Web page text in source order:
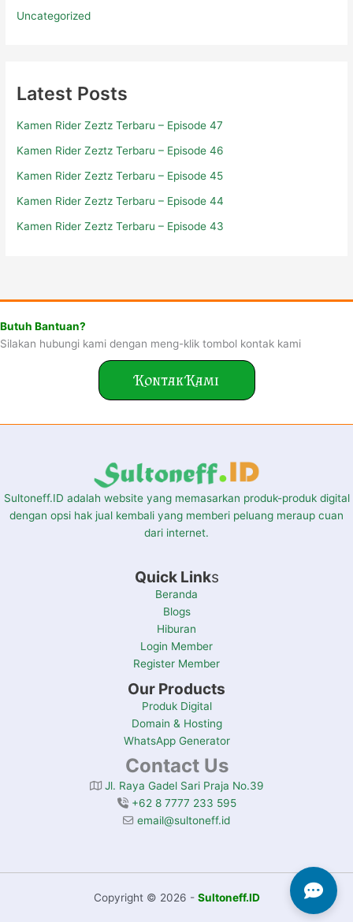
Uncategorized
Latest Posts
Kamen Rider Zeztz Terbaru – Episode 47
Kamen Rider Zeztz Terbaru – Episode 46
Kamen Rider Zeztz Terbaru – Episode 45
Kamen Rider Zeztz Terbaru – Episode 44
Kamen Rider Zeztz Terbaru – Episode 43
Butuh Bantuan?
Silakan hubungi kami dengan meng-klik tombol kontak kami
Kontak Kami
Sultoneff.ID adalah website yang memasarkan produk-produk digital
dengan opsi hak jual kembali yang memberi peluang meraup cuan
dari internet.
Quick Links
Beranda
Blogs
Hiburan
Login Member
Register Member
Our Products
Produk Digital
Domain & Hosting
WhatsApp Generator
Contact Us
Jl. Raya Gadel Sari Praja No.39
+62 8 7777 233 595
email@sultoneff.id
Copyright © 2026 - Sultoneff.ID